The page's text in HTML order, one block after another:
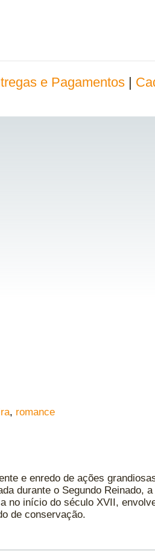
e Pagamentos
, romance
e enredo de ações
durante o Segundo Reinado,
no início do século XVII,
de conservação.